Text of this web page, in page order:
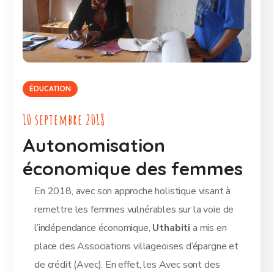
ÉDUCATION
10 septembre 2018
Autonomisation
économique des femmes
En 2018, avec son approche holistique visant à
remettre les femmes vulnérables sur la voie de
l’indépendance économique, Uthabiti a mis en
place des Associations villageoises d’épargne et
de crédit (Avec). En effet, les Avec sont des